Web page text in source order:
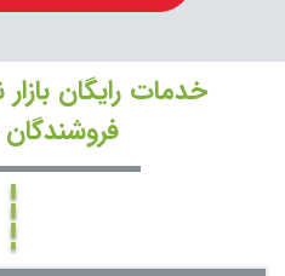
خدمات رایگان